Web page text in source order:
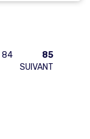
84
85
SUIVANT